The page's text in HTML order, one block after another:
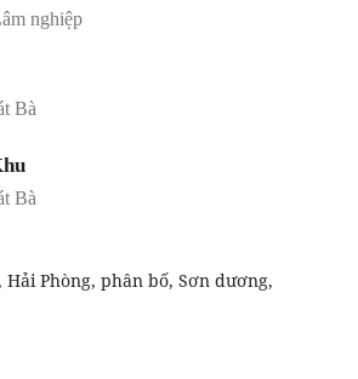
nghiệp
Bà
Bà
Hải Phòng, phân bố, Sơn dương,